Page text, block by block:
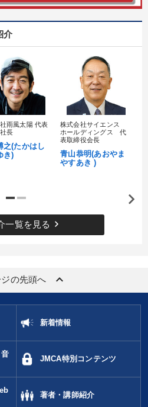
司 AI 対談・座談会
ツ
ク対策
更新いただけます。
介
雨風太陽 代表
長
之(たかはし
き)
株式会社サイエンス
ホールディングス 代
表取締役会長
青山恭明(あおやま
やすあき )
一覧を見る keyboard_arrow_right
の先頭へ keyboard_arrow_up
新着情報
JMCA特別コンテンツ
著者・講師紹介